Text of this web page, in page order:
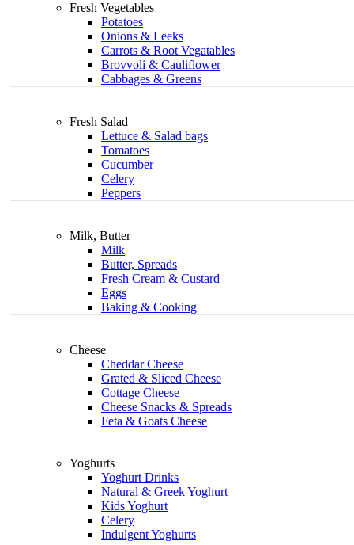
Fresh Vegetables
Potatoes
Onions & Leeks
Carrots & Root Vegatables
Brovvoli & Cauliflower
Cabbages & Greens
Fresh Salad
Lettuce & Salad bags
Tomatoes
Cucumber
Celery
Peppers
Milk, Butter
Milk
Butter, Spreads
Fresh Cream & Custard
Eggs
Baking & Cooking
Cheese
Cheddar Cheese
Grated & Sliced Cheese
Cottage Cheese
Cheese Snacks & Spreads
Feta & Goats Cheese
Yoghurts
Yoghurt Drinks
Natural & Greek Yoghurt
Kids Yoghurt
Celery
Indulgent Yoghurts